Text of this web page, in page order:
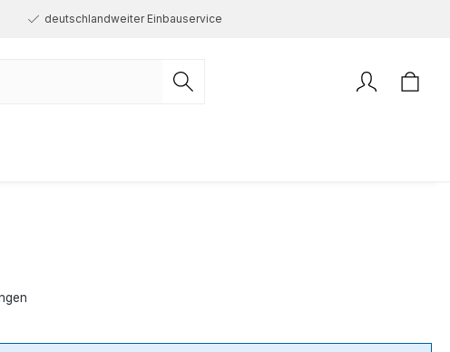
deutschlandweiter Einbauservice